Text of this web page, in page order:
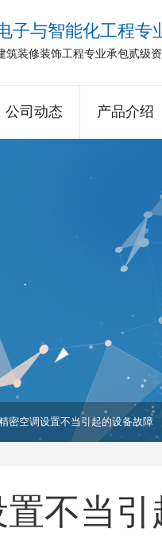
子与智能化工程专
筑装修装饰工程专业承包贰级
公司动态 产品介绍
密空调设置不当引起的设备故障
不当